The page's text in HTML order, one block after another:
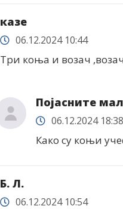
казе
06.12.2024 10:44
Три коња и возач
Појасните
06.12.2024 18:38
Како су коњи
Б. Л.
06.12.2024 10:54